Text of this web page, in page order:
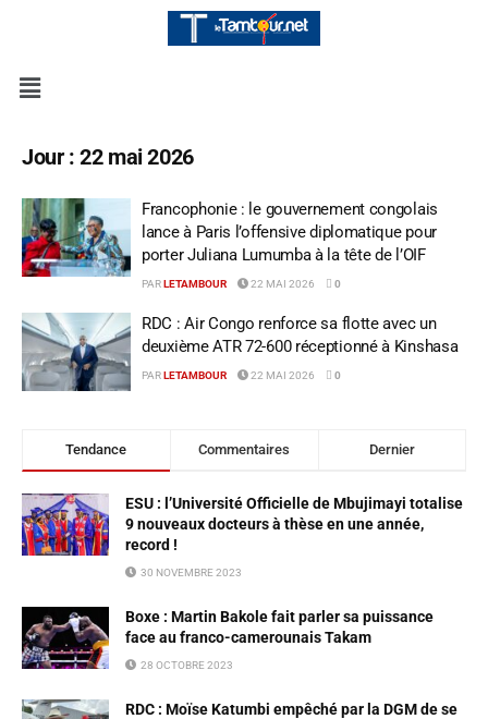
Jour :22 mai 2026
Francophonie : le gouvernement congolais
lance à Paris l’offensive diplomatique pour
porter Juliana Lumumba à la tête de l’OIF
PAR LETAMBOUR 22 MAI 2026 0
RDC : Air Congo renforce sa flotte avec un
deuxième ATR 72-600 réceptionné à Kinshasa
PAR LETAMBOUR 22 MAI 2026 0
Tendance Commentaires Dernier
ESU : l’Université Officielle de Mbujimayi totalise
9 nouveaux docteurs à thèse en une année,
record !
30 NOVEMBRE 2023
Boxe : Martin Bakole fait parler sa puissance
face au franco-camerounais Takam
28 OCTOBRE 2023
RDC : Moïse Katumbi empêché par la DGM de se